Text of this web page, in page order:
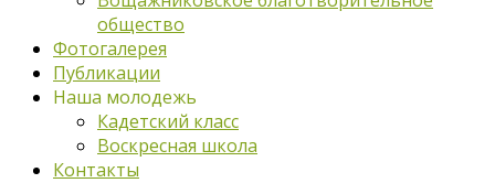
общество
Фотогалерея
Публикации
Наша молодежь
Кадетский класс
Воскресная школа
Контакты